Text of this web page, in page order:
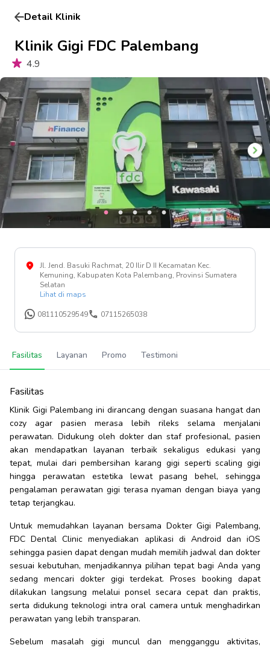
Detail Klinik
Klinik Gigi FDC Palembang
4.9
Jl. Jend. Basuki Rachmat, 20 Ilir D II Kecamatan Kec.
Kemuning, Kabupaten Kota Palembang, Provinsi Sumatera
Selatan
Lihat di maps
081110529549 07115265038
Fasilitas Layanan Promo Testimoni
Fasilitas
Klinik Gigi Palembang ini dirancang dengan suasana hangat dan
cozy agar pasien merasa lebih rileks selama menjalani
perawatan. Didukung oleh dokter dan staf profesional, pasien
akan mendapatkan layanan terbaik sekaligus edukasi yang
tepat, mulai dari pembersihan karang gigi seperti scaling gigi
hingga perawatan estetika lewat pasang behel, sehingga
pengalaman perawatan gigi terasa nyaman dengan biaya yang
tetap terjangkau.
Untuk memudahkan layanan bersama Dokter Gigi Palembang,
FDC Dental Clinic menyediakan aplikasi di Android dan iOS
sehingga pasien dapat dengan mudah memilih jadwal dan dokter
sesuai kebutuhan, menjadikannya pilihan tepat bagi Anda yang
sedang mencari dokter gigi terdekat. Proses booking dapat
dilakukan langsung melalui ponsel secara cepat dan praktis,
serta didukung teknologi intra oral camera untuk menghadirkan
perawatan yang lebih transparan.
Sebelum masalah gigi muncul dan mengganggu aktivitas,